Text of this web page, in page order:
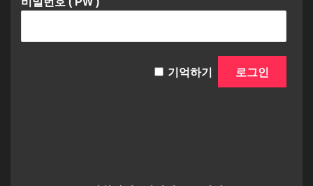
기억하기